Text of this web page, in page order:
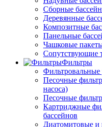
Сборные
Деревянные
Композитные
Панельные
Чашковые
Сопутствующие
Фильтры
Фильтровальные
Песочные
насоса)
Песочные
Картриджные
бассейнов
Диатомитовые и